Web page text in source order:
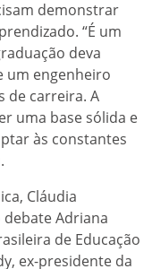
demonstrar
“É um
deva
um engenheiro
de carreira. A
uma base sólida e
às constantes
Cláudia
Adriana
de Educação
ex-presidente da